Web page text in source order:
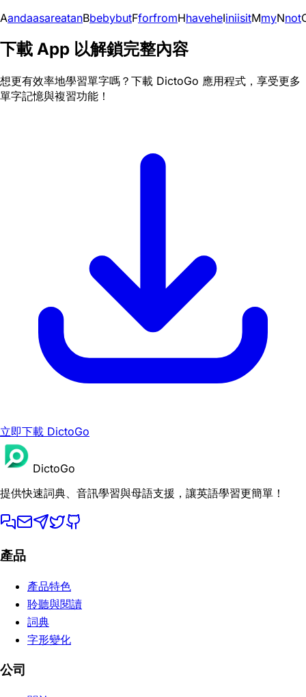
AandaasareatanBbebybutFforfromHhaveheIiniisitMmyNnot
下載 App 以解鎖完整內容
想更有效率地學習單字嗎？下載 DictoGo 應用程式，享受更多
單字記憶與複習功能！
立即下載 DictoGo
DictoGo
提供快速詞典、音訊學習與母語支援，讓英語學習更簡單！
產品
產品特色
聆聽與閱讀
詞典
字形變化
公司